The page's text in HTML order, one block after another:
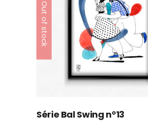
Out of stock
Série Bal Swing n°13